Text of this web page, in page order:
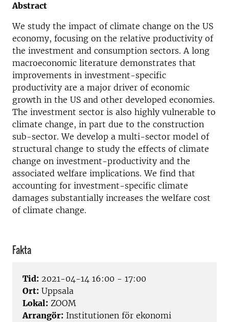
Abstract
We study the impact of climate change on the US
economy, focus­ing on the relative productivity of
the investment and consump­tion sectors. A long
macroeconomic literature demonstrates that
improvements in investment-specific
productivity are a major driver of economic
growth in the US and other developed econo­mies.
The investment sector is also highly vulnerable to
climate change, in part due to the construction
sub-sector. We develop a multi-sector model of
structural change to study the effects of cli­mate
change on investment-productivity and the
associated wel­fare implications. We find that
accounting for investment-specific climate
damages substantially increases the welfare cost
of climate change.
Fakta
Tid: 2021-04-14 16:00 - 17:00
Ort: Uppsala
Lokal: ZOOM
Arrangör: Institutionen för ekonomi